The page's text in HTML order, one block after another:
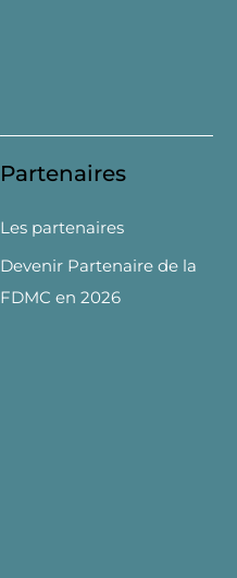
Partenaires
Les partenaires
Devenir Partenaire de la
FDMC en 2026